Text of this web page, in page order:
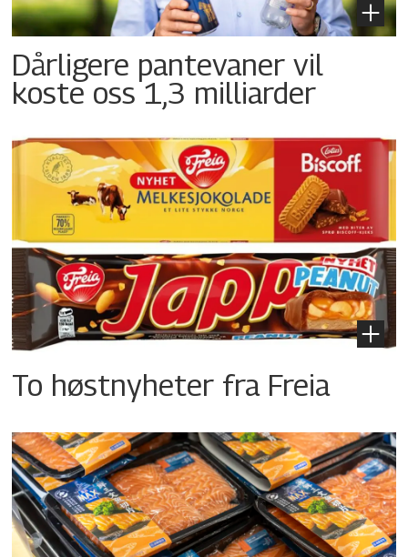
Dårligere pantevaner vil
koste oss 1,3 milliarder
To høstnyheter fra Freia